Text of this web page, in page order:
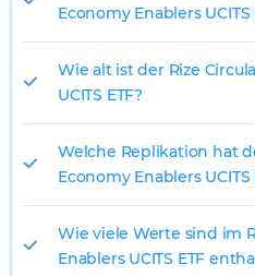
Economy Enablers UCITS
Wie alt ist der Rize
UCITS ETF?
Welche Replikation hat
Economy Enablers UCITS
Wie viele Werte sind im
Enablers UCITS ETF